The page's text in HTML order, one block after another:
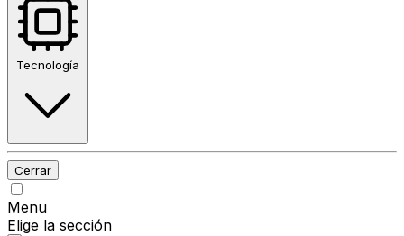
Tecnología
Cerrar
Menu
Elige la sección